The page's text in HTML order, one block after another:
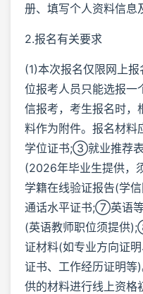
册、填写个人资料信息
2.报名有关要求
(1)本次报名仅限网上
位报考人员只能选报一
信报考，考生报名时，
料作为附件。报名材
学位证书;③就业推荐
(2026年毕业生提供
学籍在线验证报告(
通话水平证书;⑦英语
(英语教师职位须提供
证材料(如专业方向证
证书、工作经历证明等
供的材料进行线上资格